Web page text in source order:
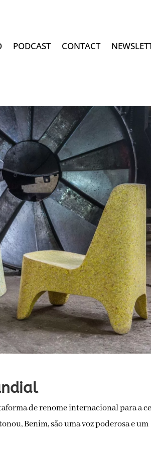
PODCAST CONTACT
de renome internacional para a
Benim, são uma voz poderosa e um